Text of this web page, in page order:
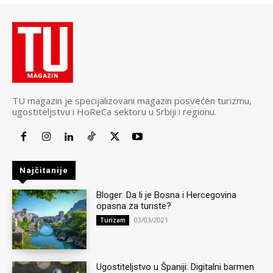
TU magazin je specijalizovani magazin posvećen turizmu,
ugostiteljstvu i HoReCa sektoru u Srbiji i regionu.
Najčitanije
Bloger: Da li je Bosna i Hercegovina
opasna za turiste?
Turizam 03/03/2021
Ugostiteljstvo u Španiji: Digitalni barmen